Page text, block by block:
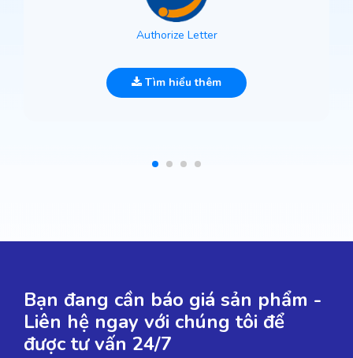
Authorize Letter
Tìm hiểu thêm
Bạn đang cần báo giá sản phẩm -
Liên hệ ngay với chúng tôi để
được tư vấn 24/7